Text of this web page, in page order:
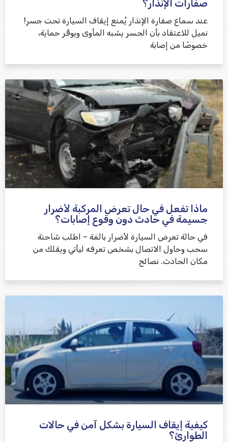
صفارات الإنذار؟
عند سماع صفارة الإنذار يُمنع إيقاف السيارة تحت جسر!
نميل للاعتقاد بأن الجسر يشبه المأوى ويوفّر حماية،
خصوصًا من إصابة
ماذا تفعل في حال تعرض المركبة لأضرار
جسيمة في حادث دون وقوع إصابات؟
في حالة تعرض السيارة لأضرار بالغة – اطلب شاحنة
سحب وحاول الاتصال بشخص تعرفه ليأتي ويقلك من
مكان الحادث. نصائح
كيفية إيقاف السيارة بشكل آمن في حالات
الطوارئ؟